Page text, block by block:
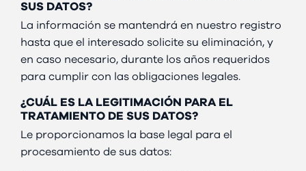
SUS DATOS?
La información se mantendrá en nuestro registro
hasta que el interesado solicite su eliminación, y
en caso necesario, durante los años requeridos
para cumplir con las obligaciones legales.
¿CUÁL ES LA LEGITIMACIÓN PARA EL
TRATAMIENTO DE SUS DATOS?
Le proporcionamos la base legal para el
procesamiento de sus datos: